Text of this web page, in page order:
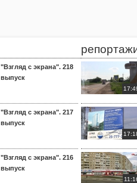
"Взгляд с экрана". 218
выпуск
"Взгляд с экрана". 217
выпуск
"Взгляд с экрана". 216
выпуск